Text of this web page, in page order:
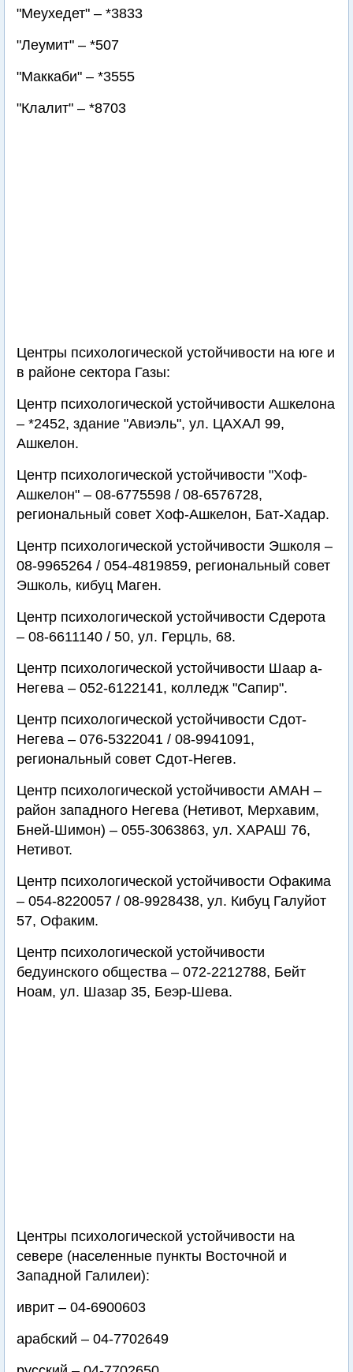
"Меухедет" – *3833
"Леумит" – *507
"Маккаби" – *3555
"Клалит" – *8703
Центры психологической устойчивости на юге и
в районе сектора Газы:
Центр психологической устойчивости Ашкелона
– *2452, здание "Авиэль", ул. ЦАХАЛ 99,
Ашкелон.
Центр психологической устойчивости "Хоф-
Ашкелон" – 08-6775598 / 08-6576728,
региональный совет Хоф-Ашкелон, Бат-Хадар.
Центр психологической устойчивости Эшколя –
08-9965264 / 054-4819859, региональный совет
Эшколь, кибуц Маген.
Центр психологической устойчивости Сдерота
– 08-6611140 / 50, ул. Герцль, 68.
Центр психологической устойчивости Шаар а-
Негева – 052-6122141, колледж "Сапир".
Центр психологической устойчивости Сдот-
Негева – 076-5322041 / 08-9941091,
региональный совет Сдот-Негев.
Центр психологической устойчивости АМАН –
район западного Негева (Нетивот, Мерхавим,
Бней-Шимон) – 055-3063863, ул. ХАРАШ 76,
Нетивот.
Центр психологической устойчивости Офакима
– 054-8220057 / 08-9928438, ул. Кибуц Галуйот
57, Офаким.
Центр психологической устойчивости
бедуинского общества – 072-2212788, Бейт
Ноам, ул. Шазар 35, Беэр-Шева.
Центры психологической устойчивости на
севере (населенные пункты Восточной и
Западной Галилеи):
иврит – 04-6900603
арабский – 04-7702649